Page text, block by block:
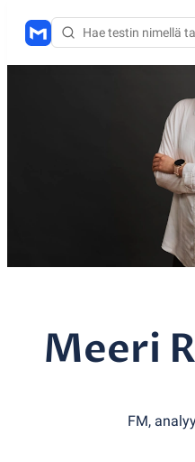
Meeri
FM,